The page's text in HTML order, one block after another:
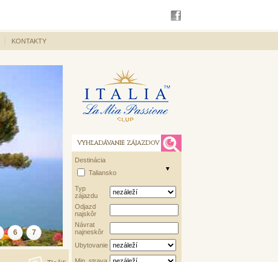
KONTAKTY
6 7
VYHĽADÁVANIE ZÁJAZDOV
Destinácia
Taliansko
Typ
zájazdu
Odjazd
najskôr
Návrat
najneskôr
Ubytovanie